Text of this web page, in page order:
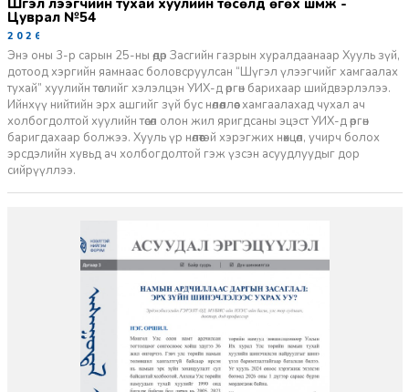
Цуврал №54
2026-07-27
Энэ оны 3-р сарын 25-ны өдөр Засгийн газрын хуралдаанаар Хууль зүй,
дотоод хэргийн яамнаас боловсруулсан “Шүгэл үлээгчийг хамгаалах
тухай” хуулийн төслийг хэлэлцэн УИХ-д өргөн барихаар шийдвэрлэлээ.
Ийнхүү нийтийн эрх ашгийг зүй бус нөлөөллөөс хамгаалахад чухал ач
холбогдолтой хуулийн төсөл олон жил яригдсаны эцэст УИХ-д өргөн
баригдахаар болжээ. Хууль үр нөлөөтэй хэрэгжих нөхцөл, учирч болох
эрсдэлийн хувьд ач холбогдолтой гэж үзсэн асуудлуудыг дор
сийрүүллээ.